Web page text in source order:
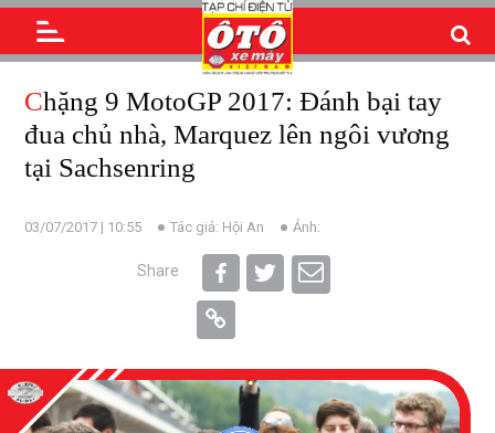
Chặng 9 MotoGP 2017: Đánh bại tay
đua chủ nhà, Marquez lên ngôi vương
tại Sachsenring
03/07/2017 | 10:55 Tác giả: Hội An Ảnh:
Share